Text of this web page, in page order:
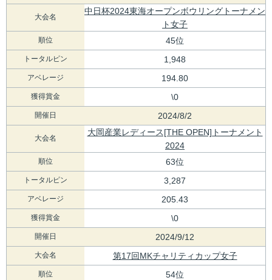
大会名
中日杯2024東海オープンボウリングトーナメン
ト女子
順位 45位
トータルピン 1,948
アベレージ 194.80
獲得賞金 \0
開催日 2024/8/2
大会名
大岡産業レディース[THE OPEN]トーナメント
2024
順位 63位
トータルピン 3,287
アベレージ 205.43
獲得賞金 \0
開催日 2024/9/12
大会名 第17回MKチャリティカップ女子
順位 54位